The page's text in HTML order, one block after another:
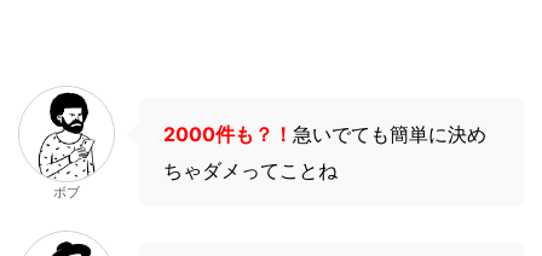
ボブ
2000件も？！ 急いでても簡単に決め
ちゃダメってことね